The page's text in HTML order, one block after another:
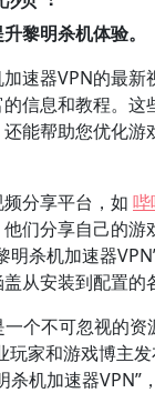
黎明杀机体验。
速器VPN的最新
信息和教程。这
能帮助您优化游
分享平台，如 哔
们分享自己的游
明杀机加速器
从安装到配置的
个不可忽视的资
玩家和游戏博主
杀机加速器VPN”